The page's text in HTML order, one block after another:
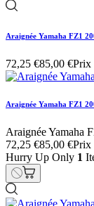
Araignée Yamaha FZ1
72,25 €85,00 €Prix
Araignée Yamaha FZ1
Araignée Yamaha
72,25 €85,00 €Prix
Hurry Up Only 1